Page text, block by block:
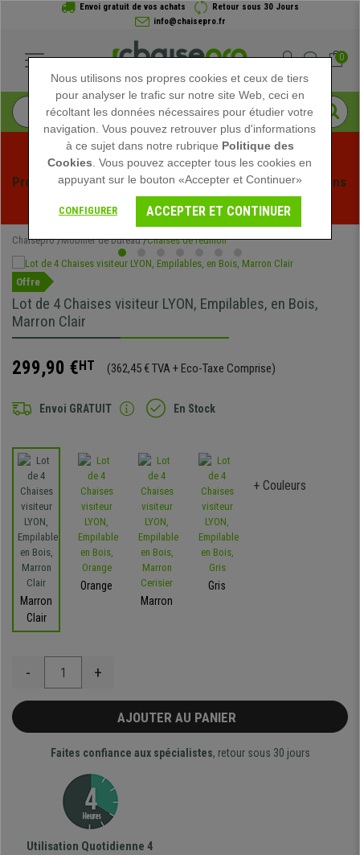
Envoi gratuit de vos achats
Retour sous 30 Jours
info@chaisepro.fr
0
Profitez des soldes d'été chez Chaisepro ! Des réductions
exclusives pour une durée limitée - Voir l'offre
Chaisepro Mobilier de bureau Chaises de réunion
Offre
Lot de 4 Chaises visiteur LYON, Empilables, en Bois,
Marron Clair
299,90 €HT (362,45 € TVA + Eco-Taxe Comprise)
Envoi GRATUIT En Stock
Marron
Clair
Orange
Marron
Gris
+ Couleurs
- +
AJOUTER AU PANIER
Faites confiance aux spécialistes, retour sous 30 jours
Utilisation Quotidienne 4
Nous utilisons nos propres cookies et ceux de tiers
pour analyser le trafic sur notre site Web, ceci en
récoltant les données nécessaires pour étudier votre
navigation. Vous pouvez retrouver plus d'informations
à ce sujet dans notre rubrique Politique des
Cookies . Vous pouvez accepter tous les cookies en
appuyant sur le bouton «Accepter et Continuer»
CONFIGURER ACCEPTER ET CONTINUER